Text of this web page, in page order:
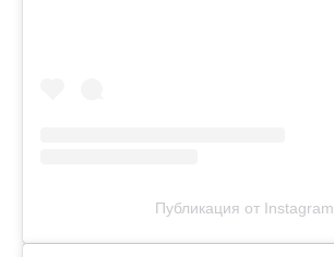
Публикация от Instagram